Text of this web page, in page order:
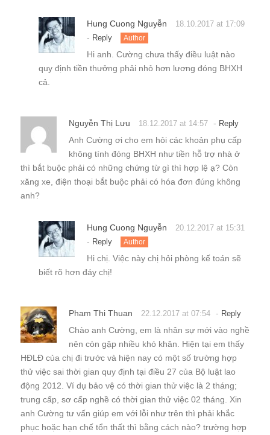
Hung Cuong Nguyễn 18.10.2017 at 17:09
- Reply Author
Hi anh. Cường chưa thấy điều luật nào
quy định tiền thưởng phải nhỏ hơn lương đóng BHXH
cả.
Nguyễn Thị Lưu 18.12.2017 at 14:57 - Reply
Anh Cường ơi cho em hỏi các khoản phụ cấp
không tính đóng BHXH như tiền hỗ trợ nhà ở
thì bắt buộc phải có những chứng từ gì thì hợp lệ ạ? Còn
xăng xe, điện thoại bắt buộc phải có hóa đơn đúng không
anh?
Hung Cuong Nguyễn 20.12.2017 at 15:31
- Reply Author
Hi chị. Việc này chị hỏi phòng kế toán sẽ
biết rõ hơn đáy chị!
Pham Thi Thuan 22.12.2017 at 07:54 - Reply
Chào anh Cường, em là nhân sự mới vào nghề
nên còn gặp nhiều khó khăn. Hiện tại em thấy
HĐLĐ của chị đi trước và hiện nay có một số trường hợp
thử việc sai thời gian quy định tại điều 27 của Bộ luật lao
động 2012. Ví dụ bảo vệ có thời gian thử việc là 2 tháng;
trung cấp, sơ cấp nghề có thời gian thử việc 02 tháng. Xin
anh Cường tư vấn giúp em với lỗi như trên thì phải khắc
phục hoặc hạn chế tổn thất thì bằng cách nào? trường hợp